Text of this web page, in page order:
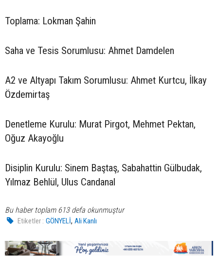
Toplama: Lokman Şahin
Saha ve Tesis Sorumlusu: Ahmet Damdelen
A2 ve Altyapı Takım Sorumlusu: Ahmet Kurtcu, İlkay
Özdemirtaş
Denetleme Kurulu: Murat Pirgot, Mehmet Pektan,
Oğuz Akayoğlu
Disiplin Kurulu: Sinem Baştaş, Sabahattin Gülbudak,
Yılmaz Behlül, Ulus Candanal
Bu haber toplam 613 defa okunmuştur
Etiketler : GÖNYELİ,Ali Kanlı